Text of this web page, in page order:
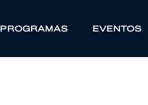
PROGRAMAS EVENTOS